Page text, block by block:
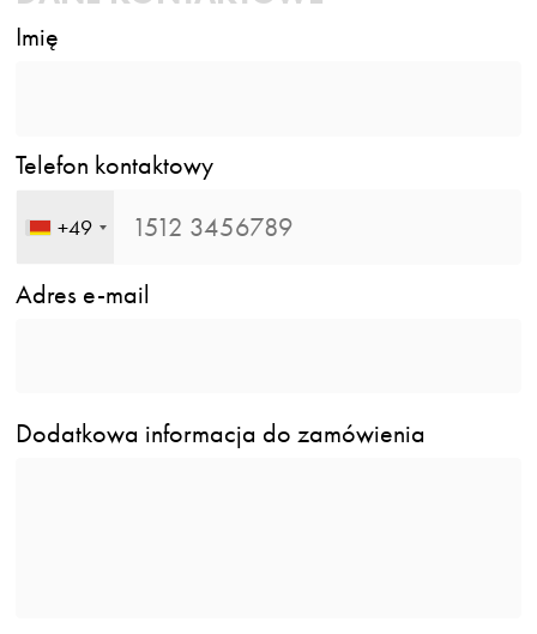
Imię
Telefon kontaktowy
+49
Adres e-mail
Dodatkowa informacja do zamówienia